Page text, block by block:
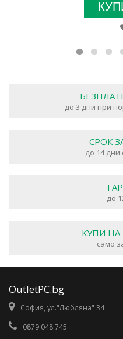
до 3 дни при
СРОК
до 14 дни
до
КУПИ
само
OutletPC.bg
София, ул."Любляна" 34
0879 048 745